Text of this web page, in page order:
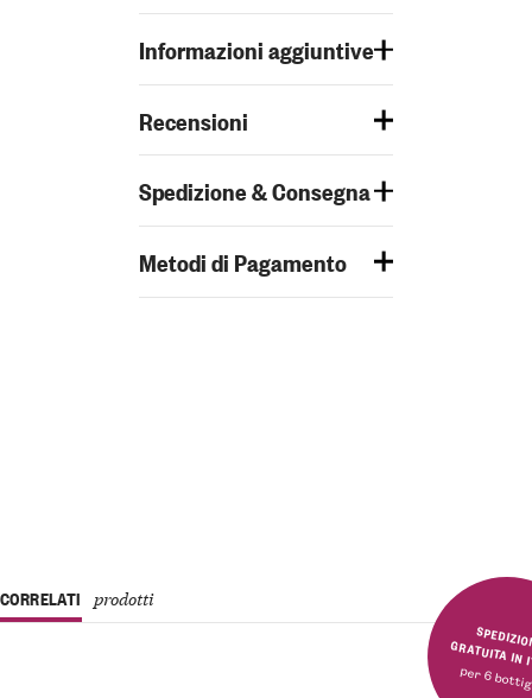
Informazioni aggiuntive
Recensioni
Spedizione & Consegna
Metodi di Pagamento
SPEDIZIONE
per 6
CORRELATI prodotti